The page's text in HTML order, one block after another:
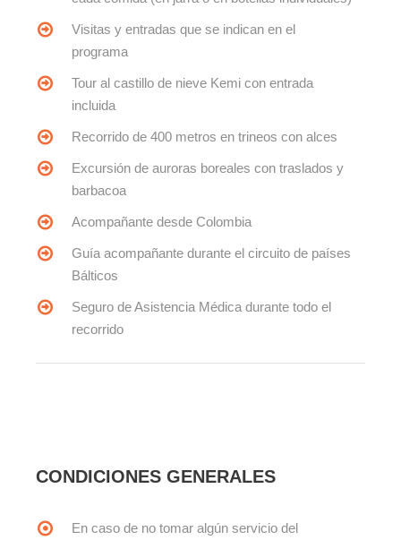
Visitas y entradas que se indican en el
programa
Tour al castillo de nieve Kemi con entrada
incluida
Recorrido de 400 metros en trineos con alces
Excursión de auroras boreales con traslados y
barbacoa
Acompañante desde Colombia
Guía acompañante durante el circuito de países
Bálticos
Seguro de Asistencia Médica durante todo el
recorrido
CONDICIONES GENERALES
En caso de no tomar algún servicio del